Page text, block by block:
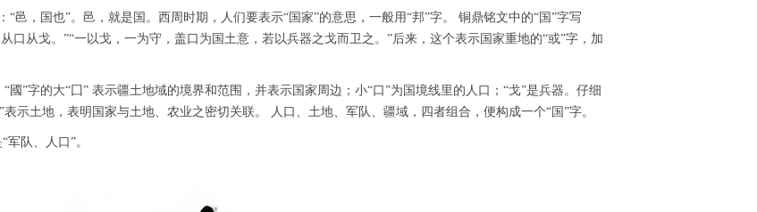
邑，国也”。邑，就是国。西周时期，人们要表示“国家”的意思，一般用“邦”字。 铜鼎铭文中的“国”字写
口从戈。”“一以戈，一为守，盖口为国土意，若以兵器之戈而卫之。”后来，这个表示国家重地的“或”字，加
國”字的大“囗” 表示疆土地域的境界和范围，并表示国家周边；小“口”为国境线里的人口；“戈”是兵器。仔细
示土地，表明国家与土地、农业之密切关联。 人口、土地、军队、疆域，四者组合，便构成一个“国”字。
队、人口”。